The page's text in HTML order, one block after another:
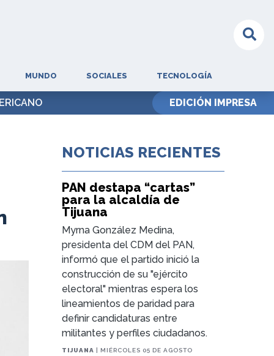
MUNDO SOCIALES TECNOLOGÍA
EDICIÓN IMPRESA
NOTICIAS RECIENTES
PAN destapa “cartas”
para la alcaldía de
Tijuana
Myrna González Medina,
presidenta del CDM del PAN,
informó que el partido inició la
construcción de su "ejército
electoral" mientras espera los
lineamientos de paridad para
definir candidaturas entre
militantes y perfiles ciudadanos.
TIJUANA | MIÉRCOLES 05 DE AGOSTO